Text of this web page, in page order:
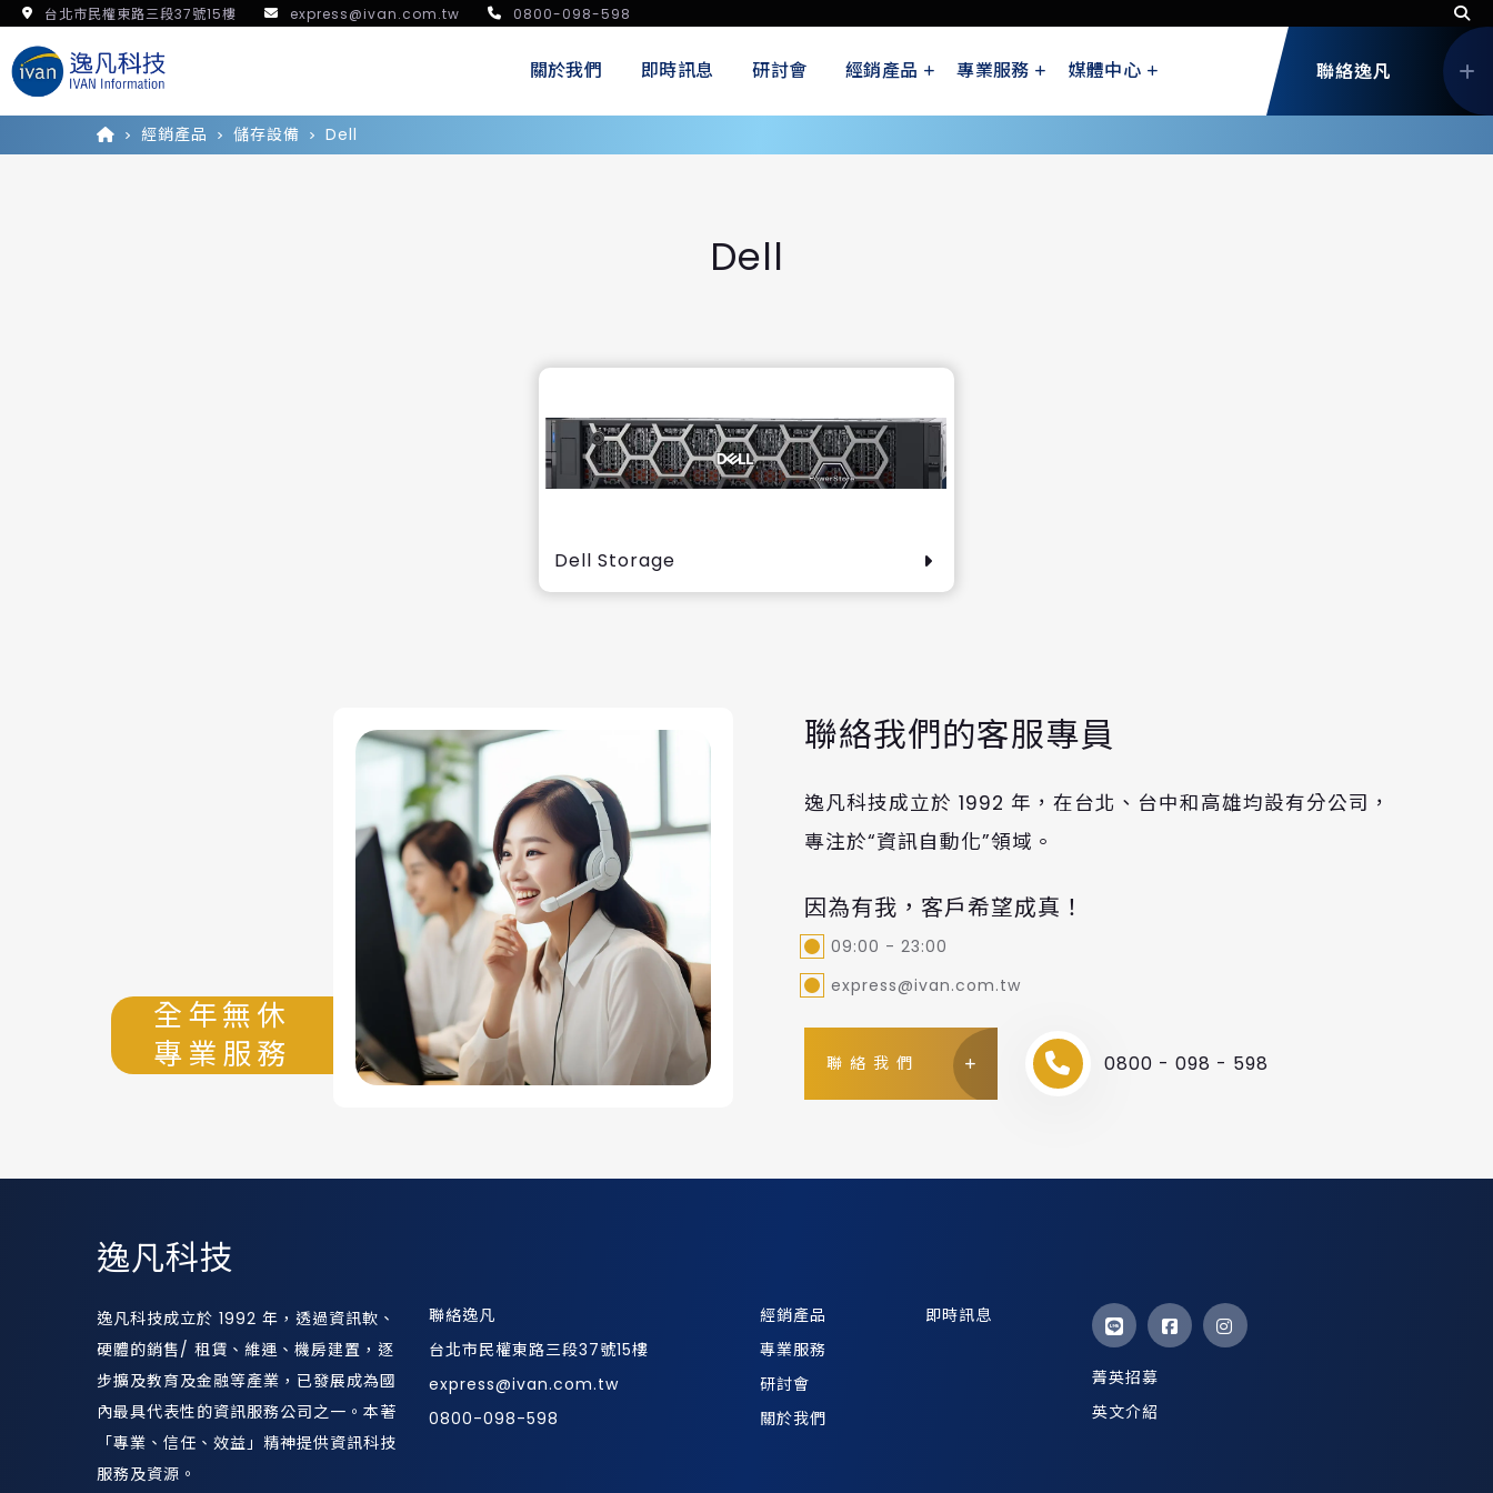
台北市民權東路三段37號15樓 express@ivan.com.tw 0800-098-598
關於我們 即時訊息 研討會 經銷產品 專業服務 媒體中心 聯絡逸凡
經銷產品 儲存設備 Dell
Dell
Dell Storage
全年無休
專業服務
聯絡我們的客服專員
逸凡科技成立於 1992 年，在台北、台中和高雄均設有分公司，
專注於“資訊自動化”領域。
因為有我，客戶希望成真！
09:00 - 23:00
express@ivan.com.tw
聯絡我們 0800 - 098 - 598
逸凡科技
逸凡科技成立於 1992 年，透過資訊軟、
硬體的銷售/ 租賃、維運、機房建置，逐
步擴及教育及金融等產業，已發展成為國
內最具代表性的資訊服務公司之一。本著
「專業、信任、效益」精神提供資訊科技
服務及資源。
聯絡逸凡
台北市民權東路三段37號15樓
express@ivan.com.tw
0800-098-598
經銷產品
專業服務
研討會
關於我們
即時訊息
菁英招募
英文介紹